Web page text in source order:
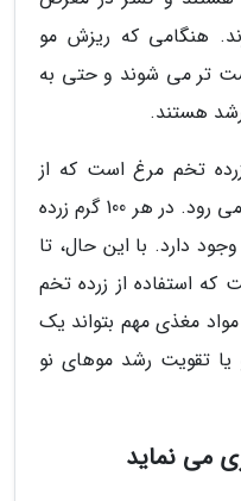
هنگامی که ریزش مو
تر می شوند و حتی به
هستند.
تخم مرغ است که از
اجزای تشکیل دهنده مو به شمار می رود. در هر 100 گرم زرده
گوگرد وجود دارد. با این حال، تا
که استفاده از زرده تخم
مغذی مهم بتواند یک
تقویت رشد موهای نو